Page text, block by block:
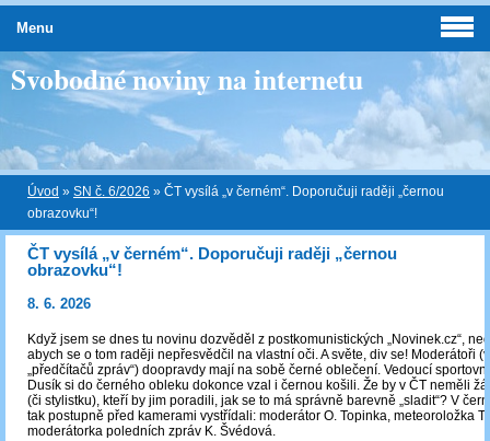
Svobodné noviny na internetu
Úvod » SN č. 6/2026 » ČT vysílá „v černém“. Doporučuji raději „černou
obrazovku“!
ČT vysílá „v černém“. Doporučuji raději „černou
obrazovku“!
8. 6. 2026
Když jsem se dnes tu novinu dozvěděl z postkomunistických „Novinek.cz“,
abych se o tom raději nepřesvědčil na vlastní oči. A světe, div se! Moderátoři
„předčítačů zpráv“) doopravdy mají na sobě černé oblečení. Vedoucí
Dusík si do černého obleku dokonce vzal i černou košili. Že by v ČT neměli
(či stylistku), kteří by jim poradili, jak se to má správně barevně „sladit“? V
tak postupně před kamerami vystřídali: moderátor O. Topinka, meteoroložka
moderátorka poledních zpráv K. Švédová.
Menu